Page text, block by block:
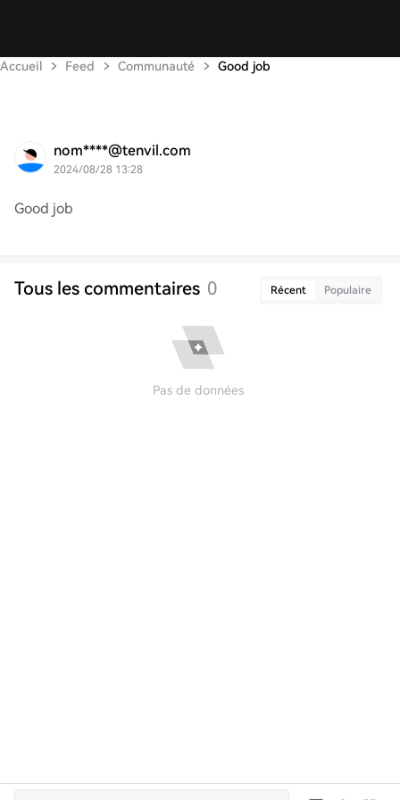
Accueil Feed Communauté Good job
nom****@tenvil.com
2024/08/28 13:28
Good job
Tous les commentaires 0 Récent Populaire
Pas de données